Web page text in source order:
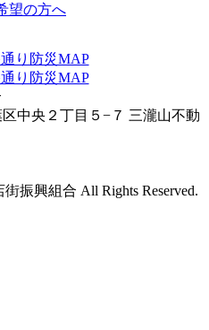
望の方へ
中央２丁目５−７ 三瀧山不動
振興組合 All Rights Reserved.